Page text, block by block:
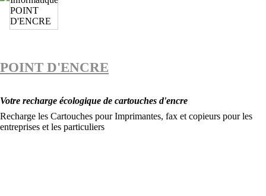
POINT D'ENCRE
Votre recharge écologique de cartouches d'encre
Recharge les Cartouches pour Imprimantes, fax et copieurs pour les
entreprises et les particuliers